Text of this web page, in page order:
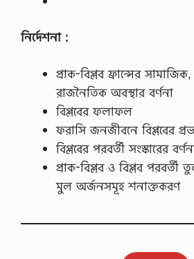
নির্দেশনা :
প্রাক-বিপ্লব ফ্রান্সের
রাজনৈতিক অবস্থার বর্ণনা
বিপ্লবের ফলাফল
ফরাসি জনজীবনে বিপ্লবের
বিপ্লবের পরবর্তী সংস্কারের
প্রাক-বিপ্লব ও বিপ্লব
মুল অর্জনসমূহ শনাক্তকরণ